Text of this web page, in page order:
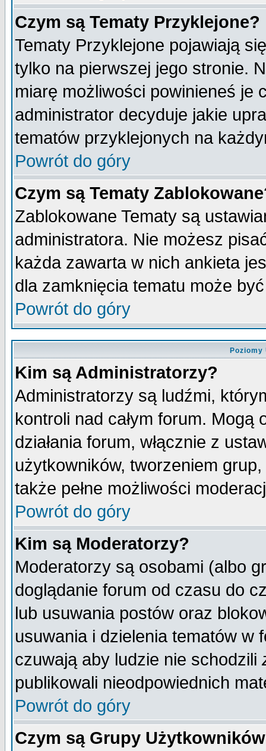
Czym są Tematy Przyklejone?
Tematy Przyklejone pojawiają
tylko na pierwszej jego stronie.
miarę możliwości powinieneś je
administrator decyduje jakie
tematów przyklejonych na
Powrót do góry
Czym są Tematy
Zablokowane Tematy są
administratora. Nie możesz
każda zawarta w nich ankieta
dla zamknięcia tematu może
Powrót do góry
Kim są Administratorzy?
Administratorzy są ludźmi,
kontroli nad całym forum.
działania forum, włącznie z
użytkowników, tworzeniem
także pełne możliwości
Powrót do góry
Kim są Moderatorzy?
Moderatorzy są osobami (albo
doglądanie forum od czasu do
lub usuwania postów oraz
usuwania i dzielenia tematów w
czuwają aby ludzie nie schodzili
publikowali nieodpowiednich
Powrót do góry
Czym są Grupy